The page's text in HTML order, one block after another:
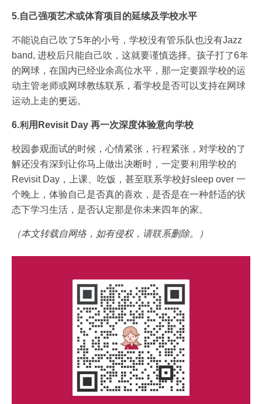
5.自己强项艺术或体育项目的延续及学校水平
不能说自己吹了5年的小号，学校没有管乐队也没有Jazz
band, 进校后只能自己吹，这就要谨慎选择。孩子打了6年
的网球，在国内已经业余高位水平，那一定要跟学校的运
动主管老师或网球教练联系，看学校是否可以支持在网球
运动上走的更远。
6.利用Revisit Day 再一次深度体验意向学校
校园参观面试的时候，心情紧张，行程紧张，对学校的了
解还没有深到让你马上做出决断时，一定要利用学校的
Revisit Day，上课、吃饭，甚至联系学校好sleep over 一
个晚上，体验自己是否真的喜欢，是否是在一种舒适的状
态下学习生活，是否认定那是你未来四年的家。
（本文转载自网络，如有侵权，请联系删除。）